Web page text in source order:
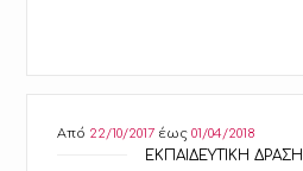
Από 22/10/2017 έως01/04/2018
ΕΚΠΑΙΔΕΥΤΙΚΗ ΔΡΑΣΗ